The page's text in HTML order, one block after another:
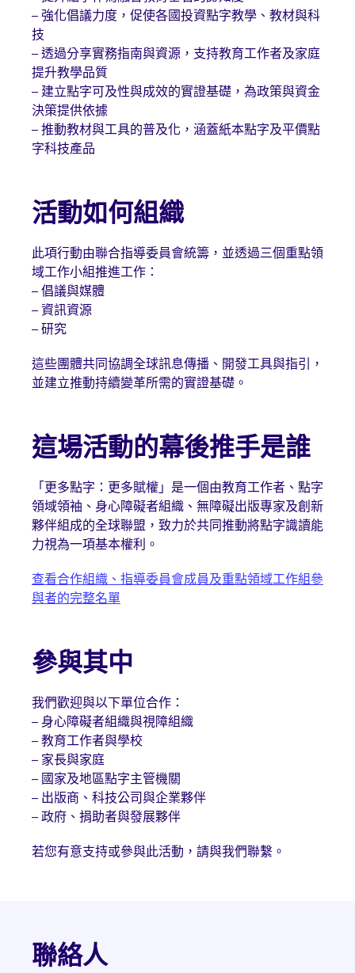
– 強化倡議力度，促使各國投資點字教學、教材與科
技
– 透過分享實務指南與資源，支持教育工作者及家庭
提升教學品質
– 建立點字可及性與成效的實證基礎，為政策與資金
決策提供依據
– 推動教材與工具的普及化，涵蓋紙本點字及平價點
字科技產品
活動如何組織
此項行動由聯合指導委員會統籌，並透過三個重點領
域工作小組推進工作：
– 倡議與媒體
– 資訊資源
– 研究
這些團體共同協調全球訊息傳播、開發工具與指引，
並建立推動持續變革所需的實證基礎。
這場活動的幕後推手是誰
「更多點字：更多賦權」是一個由教育工作者、點字
領域領袖、身心障礙者組織、無障礙出版專家及創新
夥伴組成的全球聯盟，致力於共同推動將點字識讀能
力視為一項基本權利。
查看合作組織、指導委員會成員及重點領域工作組參
與者的完整名單
參與其中
我們歡迎與以下單位合作：
– 身心障礙者組織與視障組織
– 教育工作者與學校
– 家長與家庭
– 國家及地區點字主管機關
– 出版商、科技公司與企業夥伴
– 政府、捐助者與發展夥伴
若您有意支持或參與此活動，請與我們聯繫。
聯絡人